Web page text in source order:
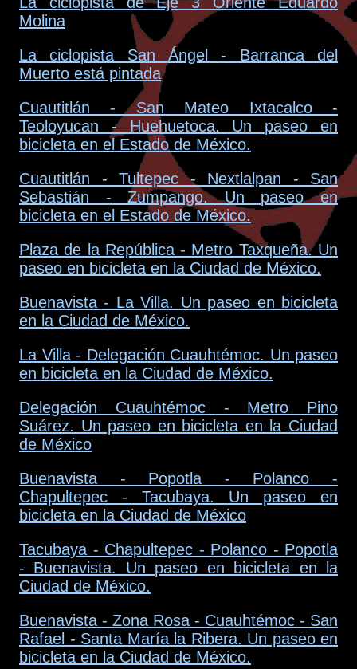
Molina
La ciclopista San Ángel - Barranca del
Muerto está pintada
Cuautitlán - San Mateo Ixtacalco -
Teoloyucan - Huehuetoca. Un paseo en
bicicleta en el Estado de México.
Cuautitlán - Tultepec - Nextlalpan - San
Sebastián - Zumpango. Un paseo en
bicicleta en el Estado de México.
Plaza de la República - Metro Taxqueña. Un
paseo en bicicleta en la Ciudad de México.
Buenavista - La Villa. Un paseo en bicicleta
en la Ciudad de México.
La Villa - Delegación Cuauhtémoc. Un paseo
en bicicleta en la Ciudad de México.
Delegación Cuauhtémoc - Metro Pino
Suárez. Un paseo en bicicleta en la Ciudad
de México
Buenavista - Popotla - Polanco -
Chapultepec - Tacubaya. Un paseo en
bicicleta en la Ciudad de México
Tacubaya - Chapultepec - Polanco - Popotla
- Buenavista. Un paseo en bicicleta en la
Ciudad de México.
Buenavista - Zona Rosa - Cuauhtémoc - San
Rafael - Santa María la Ribera. Un paseo en
bicicleta en la Ciudad de México.